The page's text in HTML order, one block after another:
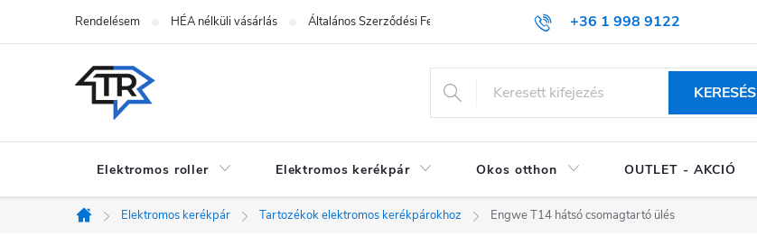
tartalomhoz
+36 1 998 9122
Rendelésem HÉA nélküli vásárlás Általános Szerződési Feltételek (ÁSZF)
KERESÉS
Elektromos roller Elektromos kerékpár Okos otthon OUTLET - AKCIÓ
Kezdőlap
Elektromos kerékpár Tartozékok elektromos kerékpárokhoz Engwe T14 hátsó csomagtartó ülés